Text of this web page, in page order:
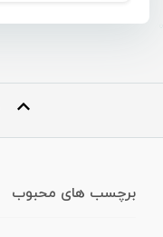
برچسب های محبوب